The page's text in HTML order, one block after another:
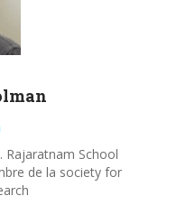
Rajaratnam School
de la society for